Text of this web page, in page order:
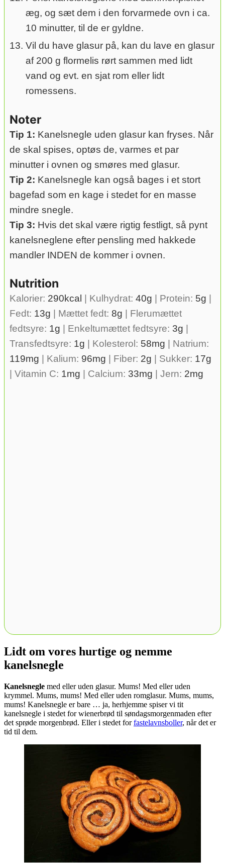
æg, og sæt dem i den forvarmede ovn i ca.
10 minutter, til de er gyldne.
Vil du have glasur på, kan du lave en glasur
af 200 g flormelis rørt sammen med lidt
vand og evt. en sjat rom eller lidt
romessens.
Noter
Tip 1: Kanelsnegle uden glasur kan fryses. Når
de skal spises, optøs de, varmes et par
minutter i ovnen og smøres med glasur.
Tip 2: Kanelsnegle kan også bages i et stort
bagefad som en kage i stedet for en masse
mindre snegle.
Tip 3: Hvis det skal være rigtig festligt, så pynt
kanelsneglene efter pensling med hakkede
mandler INDEN de kommer i ovnen.
Nutrition
Kalorier: 290kcal Kulhydrat: 40g Protein: 5g
Fedt: 13g Mættet fedt: 8g
Flerumættet
fedtsyre: 1g Enkeltumættet fedtsyre: 3g
Transfedtsyre: 1g Kolesterol: 58mg
Natrium:
119mg Kalium: 96mg Fiber: 2g Sukker: 17g
Vitamin C: 1mg Calcium: 33mg Jern: 2mg
Lidt om vores hurtige og nemme
kanelsnegle
Kanelsnegle med eller uden glasur. Mums! Med eller uden
krymmel. Mums, mums! Med eller uden romglasur. Mums, mums,
mums! Kanelsnegle er bare … ja, herhjemme spiser vi tit
kanelsnegle i stedet for wienerbrød til søndagsmorgenmaden efter
det sprøde morgenbrød. Eller i stedet forfastelavnsboller, når det er
tid til dem.